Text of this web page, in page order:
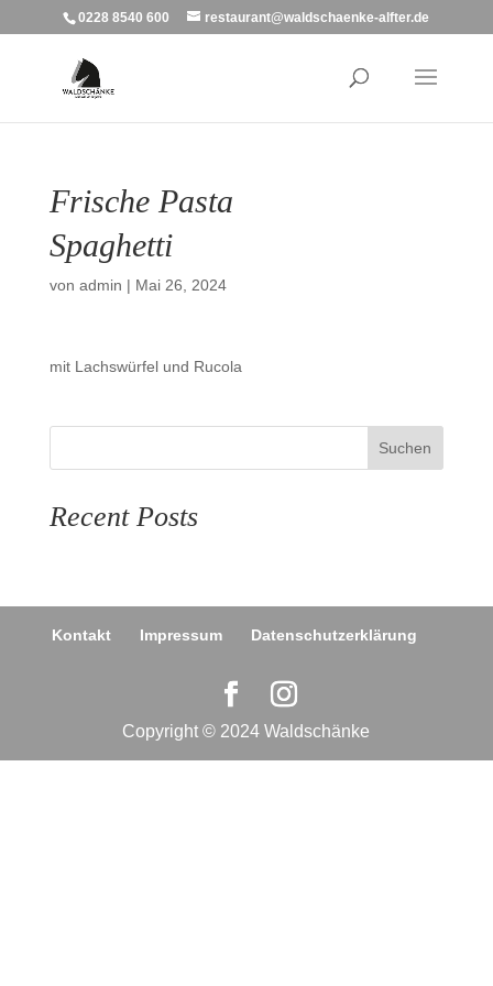
0228 8540 600 restaurant@waldschaenke-alfter.de
Frische Pasta
Spaghetti
von admin | Mai 26, 2024
mit Lachswürfel und Rucola
Suchen
Recent Posts
Kontakt Impressum Datenschutzerklärung
Copyright © 2024 Waldschänke